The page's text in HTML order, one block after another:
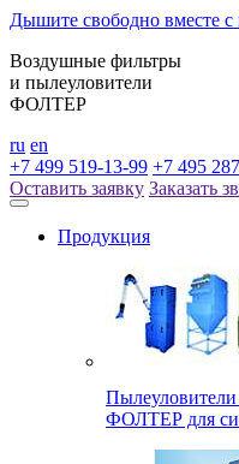
Дышите свободно вместе с
Воздушные фильтры
и пылеуловители
ФОЛТЕР
ru en
+7 499 519-13-99 +7 495
Оставить заявку Заказать
Продукция
ФОЛТЕР для